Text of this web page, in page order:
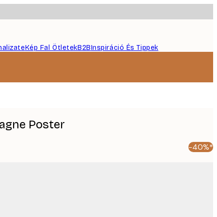
Kép Fal ÖtletekB2BInspiráció És Tippek
Poster
-40%*